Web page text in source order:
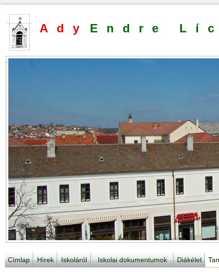
Ady Endre
Címlap Hírek Iskoláról Iskolai dokumentumok Diákélet